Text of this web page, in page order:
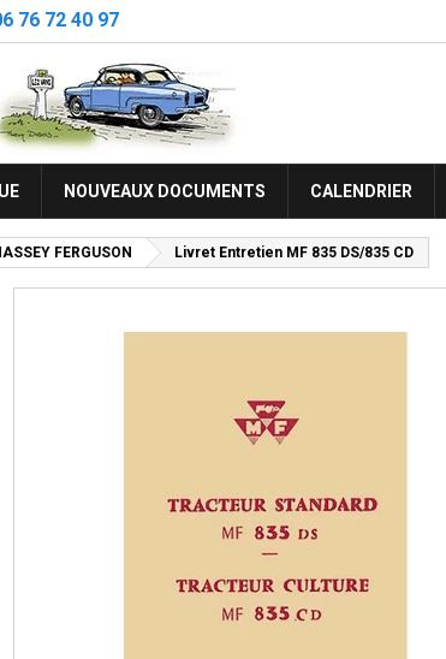
76 72 40 97
NOUVEAUX DOCUMENTS CALENDRIER
FERGUSON Livret Entretien MF 835 DS/835 CD